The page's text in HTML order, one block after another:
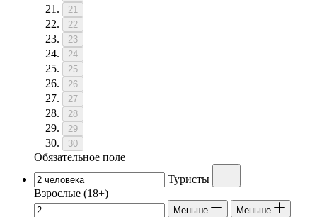
21
22
23
24
25
26
27
28
29
30
Обязательное поле
Туристы
Взрослые (18+)
Меньше Меньше